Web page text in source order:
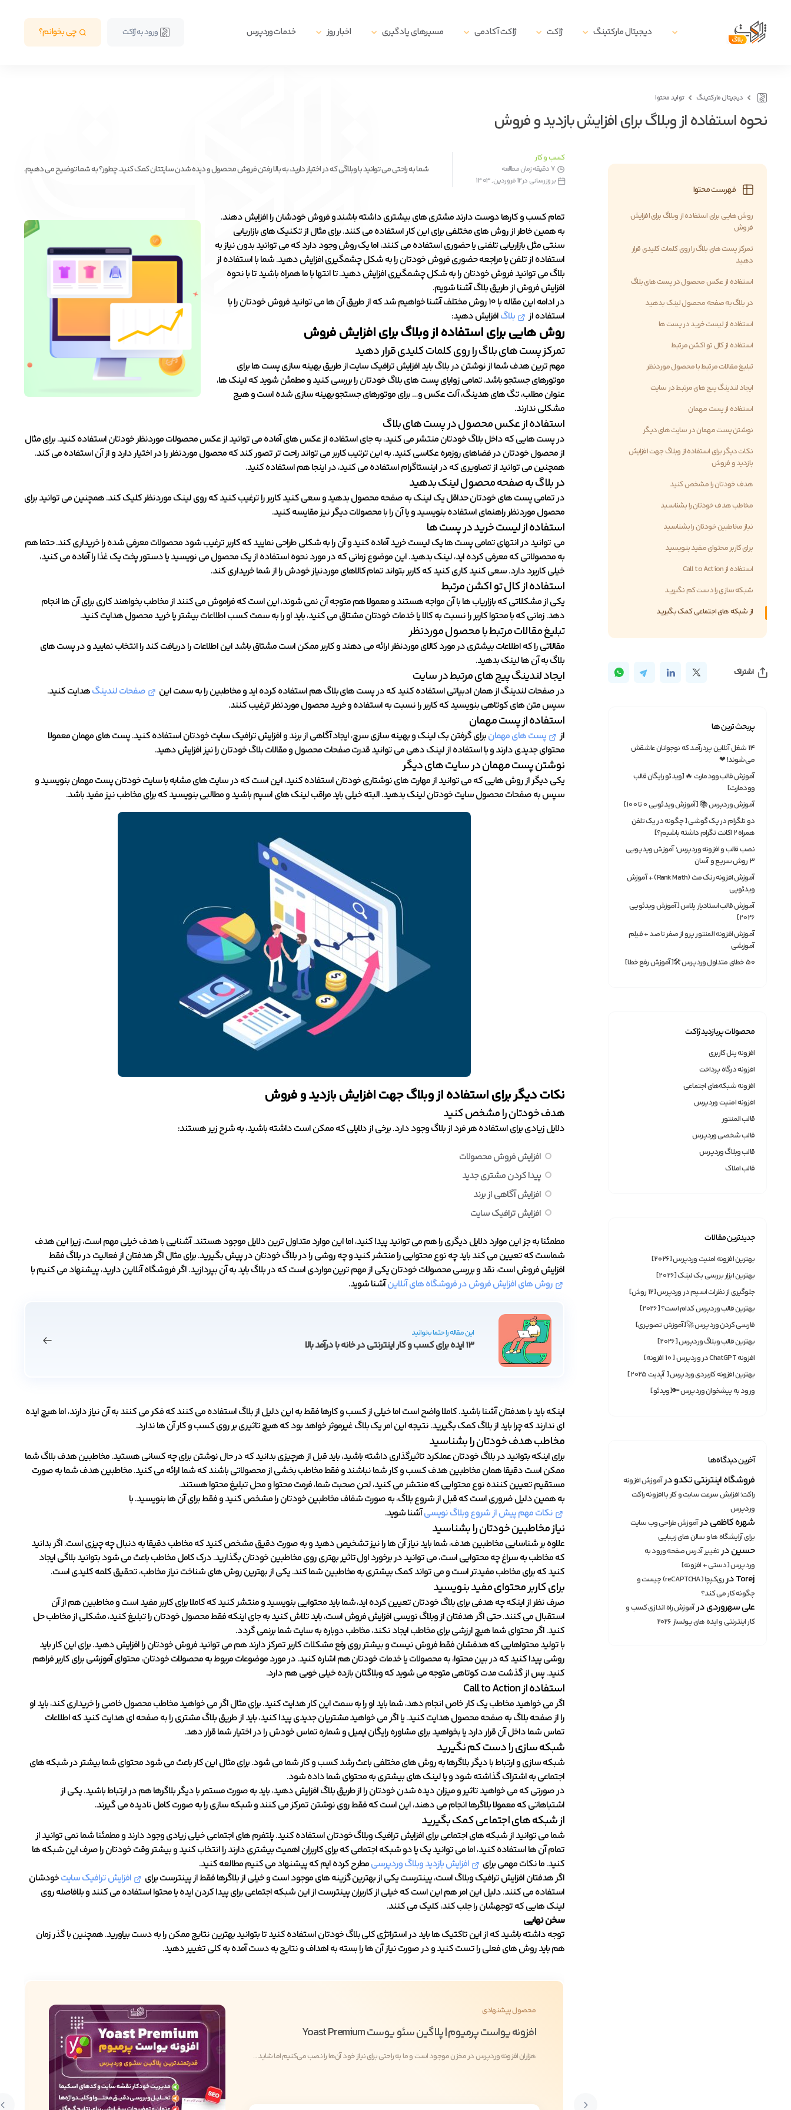
دیجیتال مارکتینگ ژاکت ژاکت آکادمی مسیرهای یادگیری اخبار روز خدمات وردپرس ورود به ژاکت چی بخوانم؟
دیجیتال مارکتینگ تولید محتوا
نحوه استفاده از وبلاگ برای افزایش بازدید و فروش
فهرست محتوا
روش هایی برای استفاده از وبلاگ برای افزایش
فروش
تمرکز پست های بلاگ را روی کلمات کلیدی قرار
دهید
استفاده از عکس محصول در پست های بلاگ
در بلاگ به صفحه محصول لینک بدهید
استفاده از لیست خرید در پست ها
استفاده از کال تو اکشن مرتبط
تبلیغ مقالات مرتبط با محصول موردنظر
ایجاد لندینگ پیج های مرتبط در سایت
استفاده از پست مهمان
نوشتن پست مهمان در سایت های دیگر
نکات دیگر برای استفاده از وبلاگ جهت افزایش
بازدید و فروش
هدف خودتان را مشخص کنید
مخاطب هدف خودتان را بشناسید
نیاز مخاطبین خودتان را بشناسید
برای کاربر محتوای مفید بنویسید
استفاده از Call to Action
شبکه سازی را دست کم نگیرید
از شبکه های اجتماعی کمک بگیرید
اشتراک
پربحث ترین ها
۱۴ شغل آنلاین پردرآمد که نوجوانان عاشقش
می‌شوند! ❤
آموزش قالب وودمارت 🔥 [ویدئو رایگان قالب
وودمارت]
آموزش وردپرس 📚 [آموزش ویدئویی 0 تا 100]
دو تلگرام در یک گوشی [ چگونه در یک تلفن
همراه ۲ اکانت تگرام داشته باشیم؟]
نصب قالب و افزونه وردپرس؛ آموزش ویدیویی
3 روش سریع و آسان
آموزش افزونه رنک مث (Rank Math) + آموزش
ویدئویی
آموزش قالب استادیار پلاس [آموزش ویدئویی
2026]
آموزش افزونه المنتور پرو از صفر تا صد + فیلم
آموزشی
50 خطای متداول وردپرس 🛠[آموزش رفع خطا]
محصولات پربازدید ژاکت
افزونه پنل کاربری
افزونه درگاه پرداخت
افزونه شبکه‌های اجتماعی
افزونه امنیت وردپرس
قالب المنتور
قالب شخصی وردپرس
قالب وبلاگ وردپرس
قالب املاک
جدیدترین مقالات
بهترین افزونه امنیت وردپرس [2026]
بهترین ابزار بررسی بک لینک [2026]
جلوگیری از نظرات اسپم در وردپرس [12 روش]
بهترین قالب وردپرس کدام است؟ [2026]
فارسی کردن وردپرس 🚀[آموزش تصویری]
بهترین قالب وبلاگ وردپرس [2026]
افزونه ChatGPT در وردپرس [ 10 افزونه]
بهترین افزونه‌ کاربردی وردپرس [ آپدیت 2025]
ورود به پیشخوان وردپرس 🔑[ویدئو]
آخرین دیدگاه‌ها
فروشگاه اینترنتی تکدودرآموزش افزونه
راکت؛ افزایش سرعت سایت و کار با افزونه راکت
وردپرس
شهره کاظمیدرآموزش طراحی وب سایت
برای آرایشگاه ها و سالن های زیبایی
حسیندرتغییر آدرس صفحه ورود به
وردپرس [دستی + افزونه]
Torejدر
ری‌کپچا (reCAPTCHA) چیست و
چگونه کار می کند؟
علی سهروردیدرآموزش راه اندازی کسب و
کار اینترنتی و ایده های پولساز ۲۰۲۶
کسب و کار
7 دقیقه زمان مطالعه
بروزرسانی در12 فروردین, 1403
شما به راحتی می توانید با وبلاگی که در اختیار دارید، به بالا رفتن فروش محصول و دیده شدن سایتتان کمک کنید. چطور؟ به شما توضیح می دهیم.
تمام کسب و کارها دوست دارند مشتری های بیشتری داشته باشند و فروش خودشان را افزایش دهند.
به همین خاطر از روش های مختلفی برای این کار استفاده می کنند. برای مثال از تکنیک های بازاریابی
سنتی مثل بازاریابی تلفنی یا حضوری استفاده می کنند، اما یک روش وجود دارد که می توانید بدون نیاز به
استفاده از تلفن یا مراجعه حضوری فروش خودتان را به شکل چشمگیری افزایش دهید. شما با استفاده از
بلاگ می توانید فروش خودتان را به شکل چشمگیری افزایش دهید. تا انتها با ما همراه باشید تا با نحوه
افزایش فروش از طریق بلاگ آشنا شویم.
در ادامه این مقاله با ۱۰ روش مختلف آشنا خواهیم شد که از طریق آن ها می توانید فروش خودتان را با
استفاده از
بلاگافزایش دهید:
روش هایی برای استفاده از وبلاگ برای افزایش فروش
تمرکز پست های بلاگ را روی کلمات کلیدی قرار دهید
مهم ترین هدف شما از نوشتن در بلاگ باید افزایش ترافیک سایت از طریق بهینه سازی پست ها برای
موتورهای جستجو باشد. تمامی زوایای پست های بلاگ خودتان را بررسی کنید و مطمئن شوید که لینک ها،
عنوان مطلب، تگ های هدینگ، آلت عکس و… برای موتورهای جستجو بهینه سازی شده است و هیج
مشکلی ندارند.
استفاده از عکس محصول در پست های بلاگ
در پست هایی که داخل بلاگ خودتان منتشر می کنید، به جای استفاده از عکس های آماده می توانید از عکس محصولات موردنظر خودتان استفاده کنید. برای مثال
از محصول خودتان در فضاهای روزمره عکاسی کنید. به این ترتیب کاربر می تواند راحت تر تصور کند که محصول موردنظر را در اختیار دارد و از آن استفاده می کند.
همچنین می توانید از تصاویری که در اینستاگرام استفاده می کنید، در اینجا هم استفاده کنید.
در بلاگ به صفحه محصول لینک بدهید
در تمامی پست های خودتان حداقل یک لینک به صفحه محصول بدهید و سعی کنید کاربر را ترغیب کنید که روی لینک موردنظر کلیک کند. همچنین می توانید برای
محصول موردنظر راهنمای استفاده بنویسید و یا آن را با محصولات دیگر نیز مقایسه کنید.
استفاده از لیست خرید در پست ها
می توانید در انتهای تمامی پست ها یک لیست خرید آماده کنید و آن را به شکلی طراحی نمایید که کاربر ترغیب شود محصولات معرفی شده را خریداری کند. حتما هم
به محصولاتی که معرفی کرده اید، لینک بدهید. این موضوع زمانی که در مورد نحوه استفاده از یک محصول می نویسید یا دستور پخت یک غذا را آماده می کنید،
خیلی کاربرد دارد. سعی کنید کاری کنید که کاربر بتواند تمام کالاهای موردنیاز خودش را از شما خریداری کند.
استفاده از کال تو اکشن مرتبط
یکی از مشکلاتی که بازاریاب ها با آن مواجه هستند و معمولا هم متوجه آن نمی شوند، این است که فراموش می کنند از مخاطب بخواهند کاری برای آن ها انجام
دهد. زمانی که با محتوا کاربر را نسبت به کالا یا خدمات خودتان مشتاق می کنید، باید او را به سمت کسب اطلاعات بیشتر یا خرید محصول هدایت کنید.
تبلیغ مقالات مرتبط با محصول موردنظر
مقالاتی را که اطلاعات بیشتری در مورد کالای موردنظر ارائه می دهند و کاربر ممکن است مشتاق باشد این اطلاعات را دریافت کند را انتخاب نمایید و در پست های
بلاگ به آن ها لینک بدهید.
ایجاد لندینگ پیج های مرتبط در سایت
در صفحات لندینگ از همان ادبیاتی استفاده کنید که در پست های بلاگ هم استفاده کرده اید و مخاطبین را به سمت این صفحات لندینگهدایت کنید.
سپس متن های کوتاهی بنویسید که کاربر را نسبت به استفاده و خرید محصول موردنظر ترغیب کنند.
استفاده از پست مهمان
از پست های مهمانبرای گرفتن بک لینک و بهینه سازی سرچ، ایجاد آگاهی از برند و افزایش ترافیک سایت خودتان استفاده کنید. پست های مهمان معمولا
محتوای جدیدی دارند و با استفاده از لینک دهی می توانید قدرت صفحات محصول و مقالات بلاگ خودتان را نیز افزایش دهید.
نوشتن پست مهمان در سایت های دیگر
یکی دیگر از روش هایی که می توانید از مهارت های نوشتاری خودتان استفاده کنید، این است که در سایت های مشابه با سایت خودتان پست مهمان بنویسید و
سپس به صفحات محصول سایت خودتان لینک بدهید. البته خیلی باید مراقب لینک های اسپم باشید و مطالبی بنویسید که برای مخاطب نیز مفید باشد.
نکات دیگر برای استفاده از وبلاگ جهت افزایش بازدید و فروش
هدف خودتان را مشخص کنید
دلایل زیادی برای استفاده هر فرد از بلاگ وجود دارد. برخی از دلایلی که ممکن است داشته باشید، به شرح زیر هستند:
افزایش فروش محصولات
پیدا کردن مشتری جدید
افزایش آگاهی از برند
افزایش ترافیک سایت
مطمئنا به جز این موارد دلایل دیگری را هم می توانید پیدا کنید، اما این موارد متداول ترین دلایل موجود هستند. آشنایی با هدف خیلی مهم است، زیرا این هدف
شماست که تعیین می کند باید چه نوع محتوایی را منتشر کنید و چه روشی را در بلاگ خودتان در پیش بگیرید. برای مثال اگر هدفتان از فعالیت در بلاگ فقط
افزایش فروش است، نقد و بررسی محصولات خودتان یکی از مهم ترین مواردی است که در بلاگ باید به آن بپردازید. اگر فروشگاه آنلاین دارید، پیشنهاد می کنیم با
روش های افزایش فروش در فروشگاه های آنلاینآشنا شوید.
این مقاله را حتما بخوانید
13 ایده برای کسب و کار اینترنتی در خانه با درآمد بالا
اینکه باید با هدفتان آشنا باشید. کاملا واضح است اما خیلی از کسب و کارها فقط به این دلیل از بلاگ استفاده می کنند که فکر می کنند به آن نیاز دارند، اما هیچ ایده
ای ندارند که چرا باید از بلاگ کمک بگیرید. نتیجه این امر یک بلاگ غیرموثر خواهد بود که هیچ تاثیری بر روی کسب و کار آن ها ندارد.
مخاطب هدف خودتان را بشناسید
برای اینکه بتوانید در بلاگ خودتان عملکرد تاثیرگذاری داشته باشید، باید قبل از هرچیزی بدانید که در حال نوشتن برای چه کسانی هستید. مخاطبین هدف بلاگ شما
ممکن است دقیقا همان مخاطبین هدف کسب و کار شما نباشند و فقط مخاطب بخشی از محصولاتی باشند که شما ارائه می کنید. مخاطبین هدف شما به صورت
مستقیم تعیین کننده نوع محتوایی که منتشر می کنید، لحن صحبت شما، فرمت محتوا و محل تبلیغ محتوا هستند.
به همین دلیل ضروری است که قبل از شروع بلاگ، به صورت شفاف مخاطبین خودتان را مشخص کنید و فقط برای آن ها بنویسید. با
نکات مهم پیش از شروع وبلاگ نویسیآشنا شوید.
نیاز مخاطبین خودتان را بشناسید
علاوه بر شناسایی مخاطبین هدف، شما باید نیاز آن ها را نیز تشخیص دهید و به صورت دقیق مشخص کنید که مخاطب دقیقا به دنبال چه چیزی است. اگر بدانید
که مخاطب به سراغ چه محتوایی است، می توانید در برخورد اول تاثیر بهتری روی مخاطبین خودتان بگذارید. درک کامل مخاطب باعث می شود بتوانید بلاگی ایجاد
کنید که برای مخاطب مفیدتر است و می تواند کمک بیشتری به مخاطبین شما کند. یکی از بهترین روش های شناخت نیاز مخاطب، تحقیق کلمه کلیدی است.
برای کاربر محتوای مفید بنویسید
صرف نظر از اینکه چه هدفی برای بلاگ خودتان تعیین کرده اید، شما باید محتوایی بنویسید و منتشر کنید که کاملا برای کاربر مفید است و مخاطبین هم از آن
استقبال می کنند. حتی اگر هدفتان از وبلاگ نویسی افزایش فروش است، باید تلاش کنید به جای اینکه فقط محصول خودتان را تبلیغ کنید، مشکلی از مخاطب حل
کنید. اگر محتوای شما هیچ ارزشی برای مخاطب ایجاد نکند، مخاطب دوباره به سایت شما برنمی گردد.
با تولید محتواهایی که هدفشان فقط فروش نیست و بیشتر روی رفع مشکلات کاربر تمرکز دارند هم می توانید فروش خودتان را افزایش دهید. برای این کار باید
روشی پیدا کنید که در بین محتوا، به محصولات یا خدمات خودتان هم اشاره کنید. در مورد موضوعات مربوط به محصولات خودتان، محتوای آموزشی برای کاربر فراهم
کنید. پس از گذشت مدت کوتاهی متوجه می شوید که وبلاگتان بازده خیلی خوبی هم دارد.
استفاده از Call to Action
اگر می خواهید مخاطب یک کار خاص انجام دهد، شما باید او را به سمت این کار هدایت کنید. برای مثال اگر می خواهید مخاطب محصول خاصی را خریداری کند، باید او
را از صفحه بلاگ به صفحه محصول هدایت کنید. یا اگر می خواهید مشتریان جدیدی پیدا کنید، باید از طریق بلاگ مشتری را به صفحه ای هدایت کنید که اطلاعات
تماس شما داخل آن قرار دارد یا بخواهید برای مشاوره رایگان ایمیل و شماره تماس خودش را در اختیار شما قرار دهد.
شبکه سازی را دست کم نگیرید
شبکه سازی و ارتباط با دیگر بلاگرها به روش های مختلفی باعث رشد کسب و کار شما می شود. برای مثال این کار باعث می شود محتوای شما بیشتر در شبکه های
اجتماعی به اشتراک گذاشته شود و یا لینک های بیشتری به محتوای شما داده شود.
در صورتی که می خواهید تاثیر و میزان دیده شدن خودتان را از طریق بلاگ افزایش دهید، باید به صورت مستمر با دیگر بلاگرها هم در ارتباط باشید. یکی از
اشتباهاتی که معمولا بلاگرها انجام می دهند، این است که فقط روی نوشتن تمرکز می کنند و شبکه سازی را به صورت کامل نادیده می گیرند.
از شبکه های اجتماعی کمک بگیرید
شما می توانید از شبکه های اجتماعی برای افزایش ترافیک وبلاگ خودتان استفاده کنید. پلتفرم های اجتماعی خیلی زیادی وجود دارند و مطمئنا شما نمی توانید از
تمام آن ها استفاده کنید، اما می توانید یک یا دو شبکه اجتماعی که برای کاربران اهمیت بیشتری دارند را انتخاب کنید و بیشتر وقت خودتان را صرف این شبکه ها
کنید. ما نکات مهمی برای
افزایش بازدید وبلاگ وردپرسیمطرح کرده ایم که پیشنهاد می کنیم مطالعه کنید.
اگر هدفتان افزایش ترافیک وبلاگ است، پینترست یکی از بهترین گزینه های موجود است و خیلی از بلاگرها فقط از پینترست برای
افزایش ترافیک سایتخودشان
استفاده می کنند. دلیل این امر هم این است که خیلی از کاربران پینترست از این شبکه اجتماعی برای پیدا کردن ایده یا محتوا استفاده می کنند و بلافاصله روی
لینک هایی که توجهشان را جلب کند، کلیک می کنند.
سخن نهایی
توجه داشته باشید که از این تاکتیک ها باید در استراتژی کلی بلاگ خودتان استفاده کنید تا بتوانید بهترین نتایج ممکن را به دست بیاورید. همچنین با گذر زمان
هم باید روش های فعلی را تست کنید و در صورت نیاز آن ها را بسته به اهداف و نتایج به دست آمده به کلی تغییر دهید.
محصول پیشنهادی
افزونه یواست پرمیوم | پلاگین سئو یوست Yoast Premium
هزاران افزونه وردپرس در مخزن موجود است و ما به راحتی برای نیاز خود آن‌ها را نصب می‌کنیم اما شاید ...